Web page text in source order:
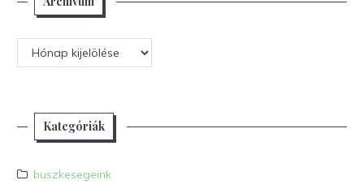
Archívum
Kategóriák
buszkesegeink